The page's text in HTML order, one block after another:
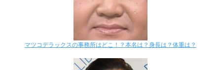
マツコデラックスの事務所はどこ！？本名は？身長は？体重は？